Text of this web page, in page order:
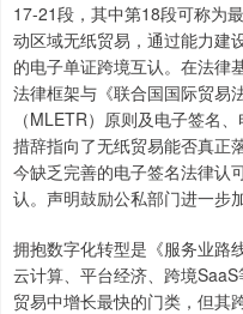
17-21段，其中第18段可称为
动区域无纸贸易，通过能力建
的电子单证跨境互认。在法律
法律框架与《联合国国际贸易
（MLETR）原则及电子签名
措辞指向了无纸贸易能否真正
今缺乏完善的电子签名法律认
认。声明鼓励公私部门进一步
拥抱数字化转型是《服务业路
云计算、平台经济、跨境
贸易中增长最快的门类，但其